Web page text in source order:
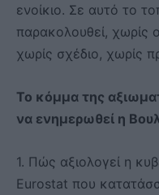
ενοίκιο. Σε αυτό το
παρακολουθεί, χωρίς
χωρίς σχέδιο, χωρίς
Το κόμμα της
να ενημερωθεί η
1. Πώς αξιολογεί η
Eurostat που